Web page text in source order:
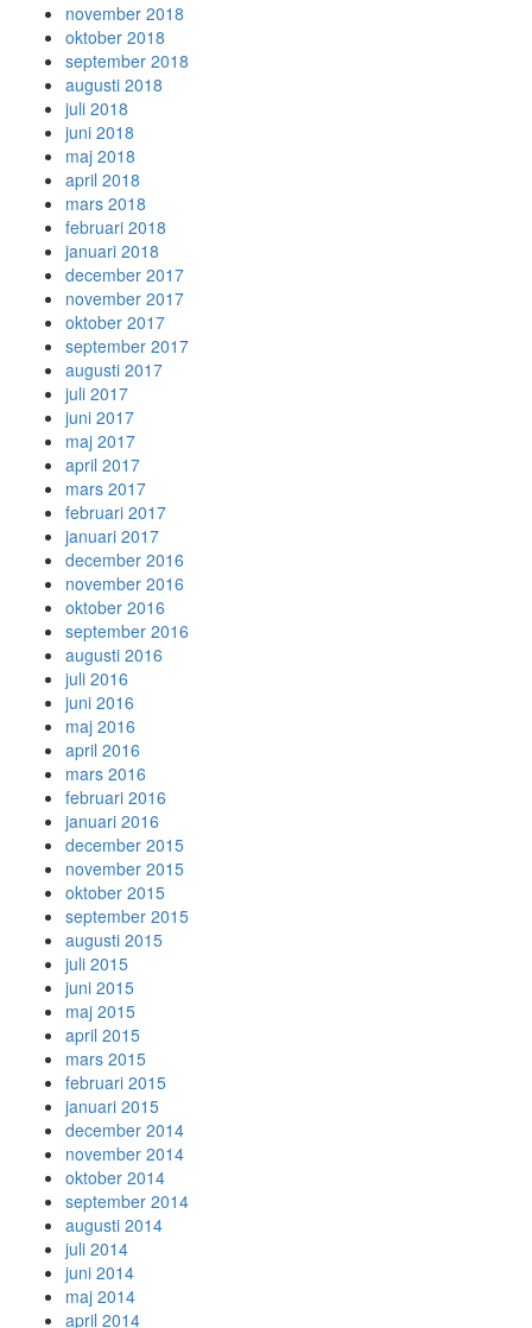
november 2018
oktober 2018
september 2018
augusti 2018
juli 2018
juni 2018
maj 2018
april 2018
mars 2018
februari 2018
januari 2018
december 2017
november 2017
oktober 2017
september 2017
augusti 2017
juli 2017
juni 2017
maj 2017
april 2017
mars 2017
februari 2017
januari 2017
december 2016
november 2016
oktober 2016
september 2016
augusti 2016
juli 2016
juni 2016
maj 2016
april 2016
mars 2016
februari 2016
januari 2016
december 2015
november 2015
oktober 2015
september 2015
augusti 2015
juli 2015
juni 2015
maj 2015
april 2015
mars 2015
februari 2015
januari 2015
december 2014
november 2014
oktober 2014
september 2014
augusti 2014
juli 2014
juni 2014
maj 2014
april 2014